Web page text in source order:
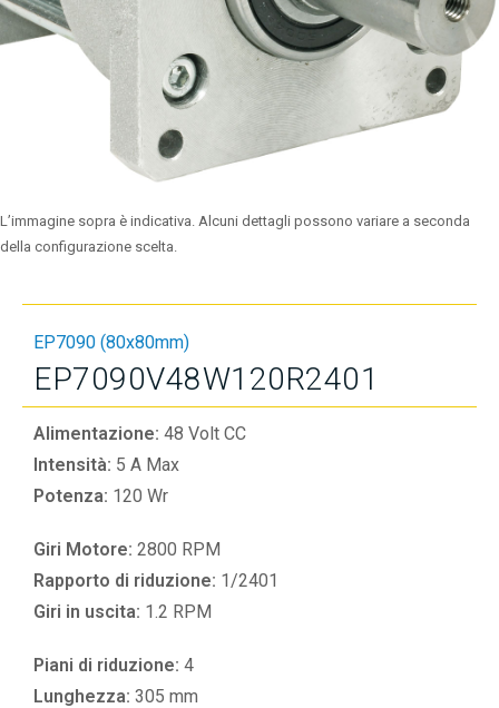
L’immagine sopra è indicativa. Alcuni dettagli possono variare a seconda
della configurazione scelta.
EP7090 (80x80mm)
EP7090V48W120R2401
Alimentazione: 48 Volt CC
Intensità: 5 A Max
Potenza: 120 Wr
Giri Motore: 2800 RPM
Rapporto di riduzione: 1/2401
Giri in uscita: 1.2 RPM
Piani di riduzione: 4
Lunghezza: 305 mm